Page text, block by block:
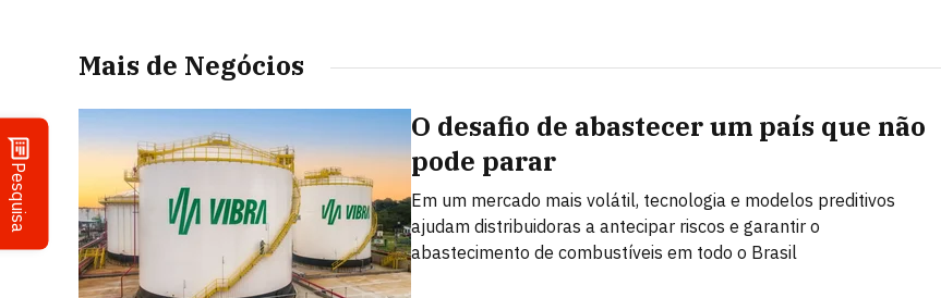
Pesquisa
Mais de Negócios
O desafio de abastecer um país que não
pode parar
Em um mercado mais volátil, tecnologia e modelos preditivos
ajudam distribuidoras a antecipar riscos e garantir o
abastecimento de combustíveis em todo o Brasil